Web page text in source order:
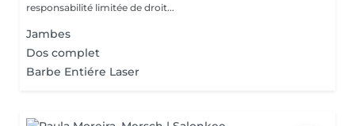
responsabilité limitée de droit...
Jambes
Dos complet
Barbe Entiére Laser